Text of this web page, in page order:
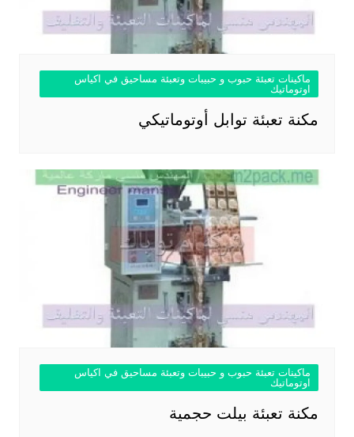
ماكينات تعبئة حبوب و حبيبات وتعبئة مساحيق في اكياس
اوتوماتيك
مكنة تعبئة توابل أوتوماتيكي
ماكينات تعبئة حبوب و حبيبات وتعبئة مساحيق في اكياس
اوتوماتيك
مكنة تعبئة بيلت حجمية